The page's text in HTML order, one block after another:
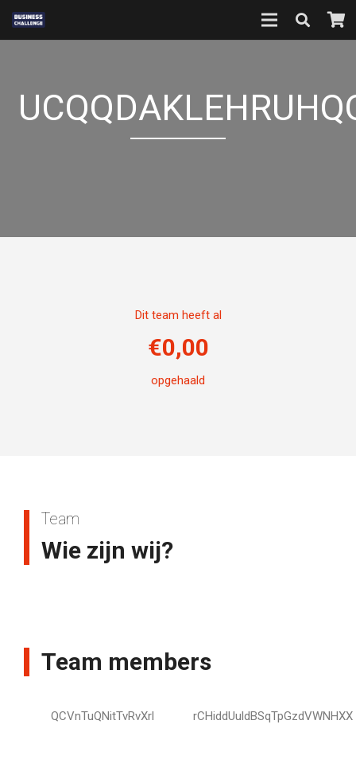
Dit team heeft al
€0,00
opgehaald
Team
Wie zijn wij?
Team members
QCVnTuQNitTvRvXrl rCHiddUuldBSqTpGzdVWNHXX